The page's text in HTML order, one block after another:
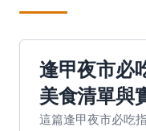
逢甲夜市必
美食清單與
這篇逢甲夜市必吃